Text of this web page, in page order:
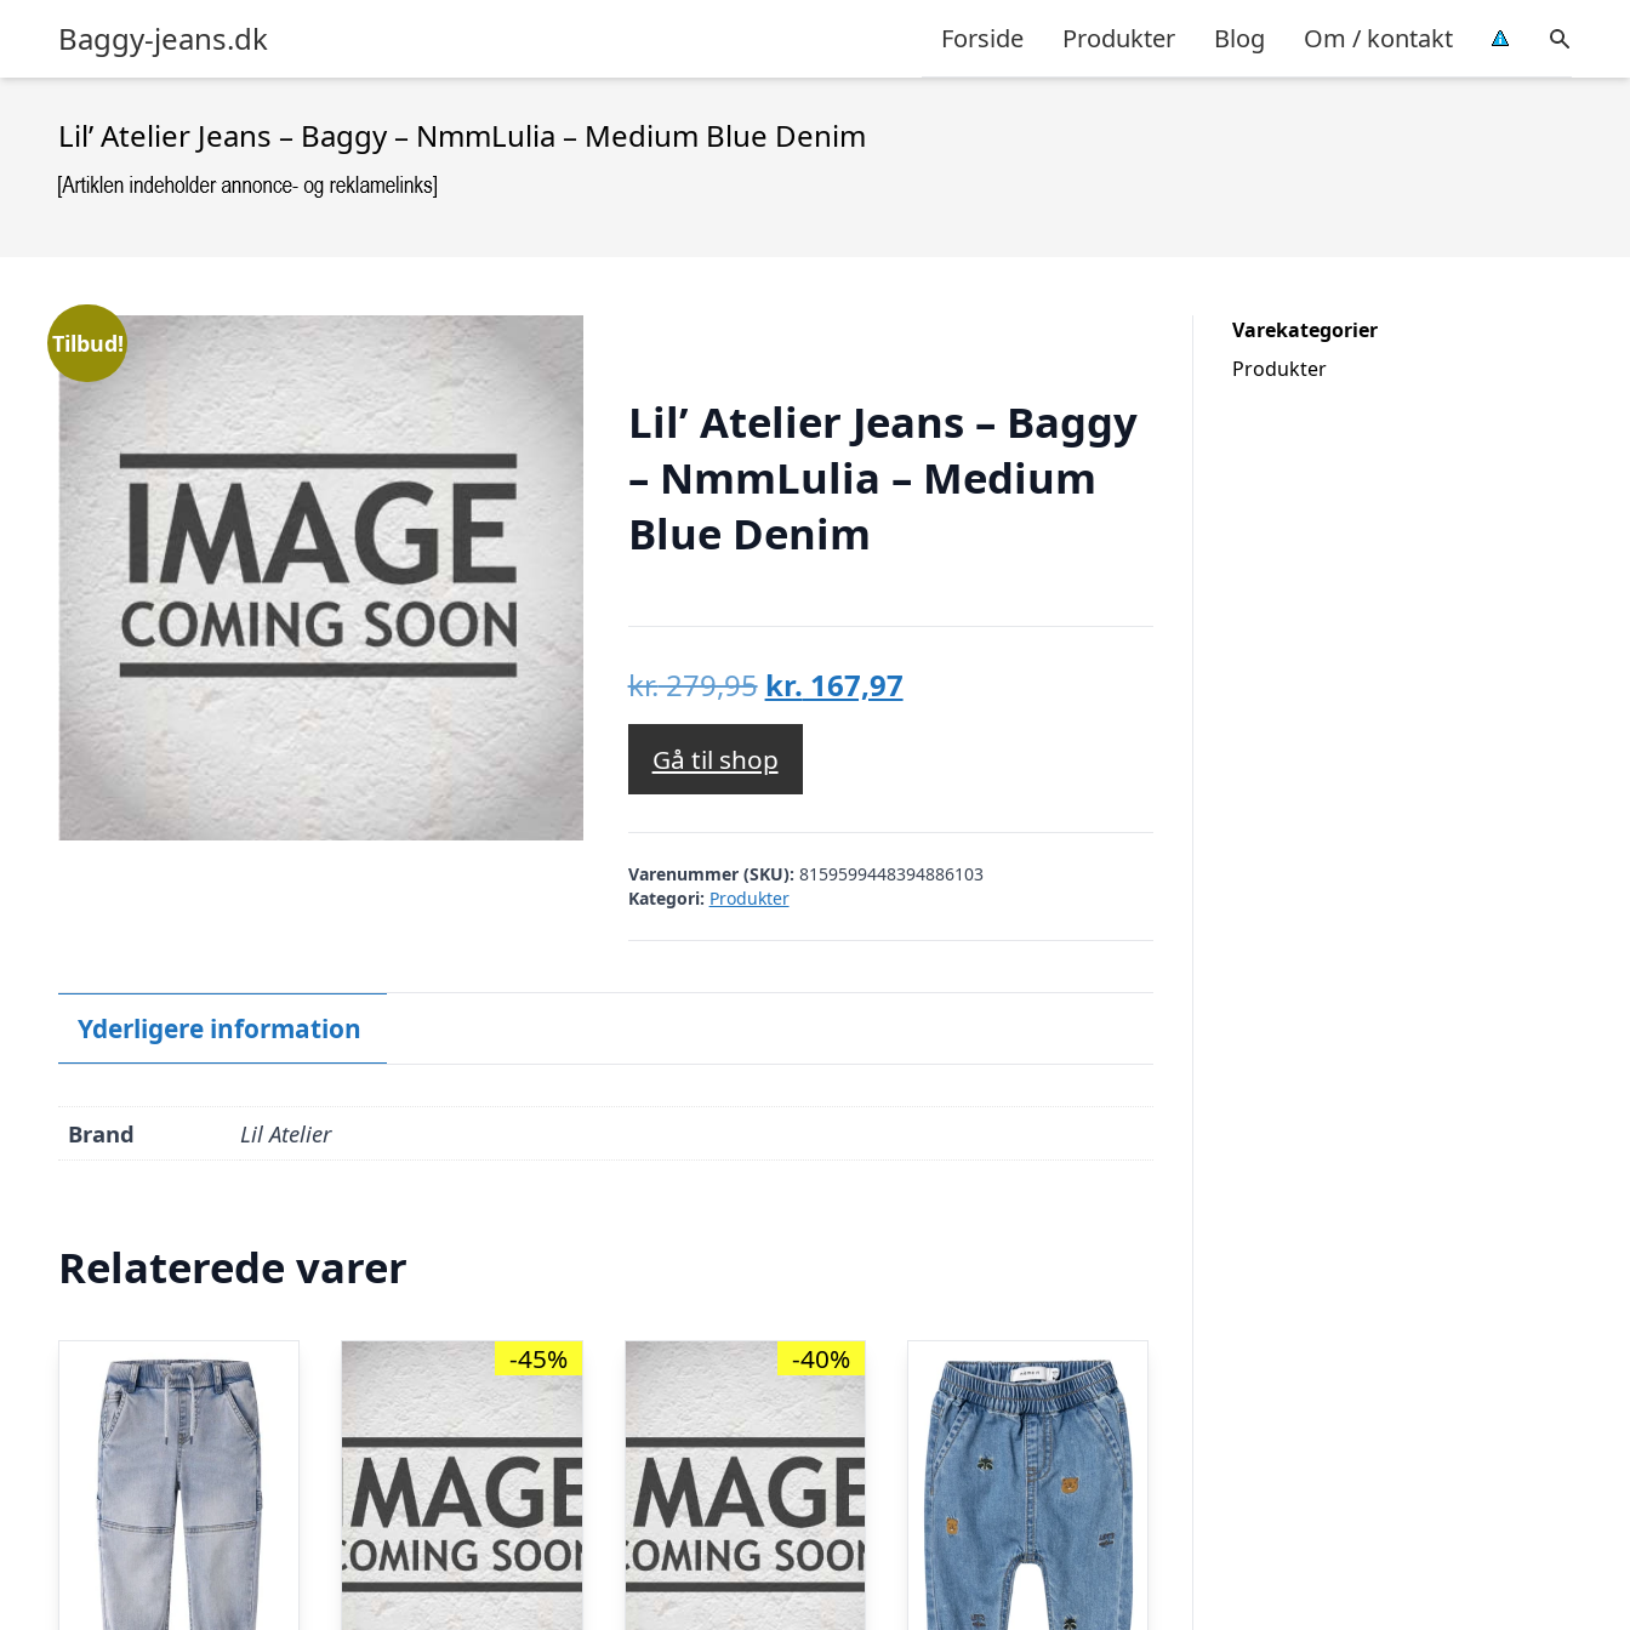
Baggy-jeans.dk Forside Produkter Blog Om / kontakt
Lil’ Atelier Jeans – Baggy – NmmLulia – Medium Blue Denim
Tilbud!
Lil’ Atelier Jeans – Baggy
– NmmLulia – Medium
Blue Denim
kr.279,95 Den
oprindelige
pris
var:
kr. 279,95.
kr. 167,97Den
kr. 167,97.
Gå til shop
Varenummer (SKU): 8159599448394886103
Kategori: Produkter
Yderligere information
Brand Lil Atelier
Relaterede varer
-45% -40%
Varekategorier
Produkter